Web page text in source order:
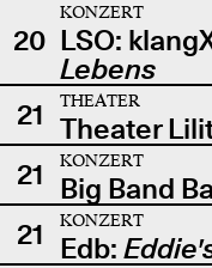
20
KONZERT
LSO:
Lebens
21
THEATER
Theater
21
KONZERT
Big Band
21
KONZERT
Edb: